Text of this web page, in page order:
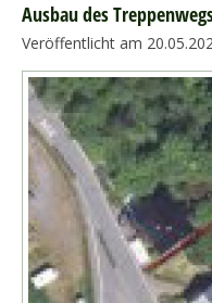
Ausbau des
Veröffentlicht am